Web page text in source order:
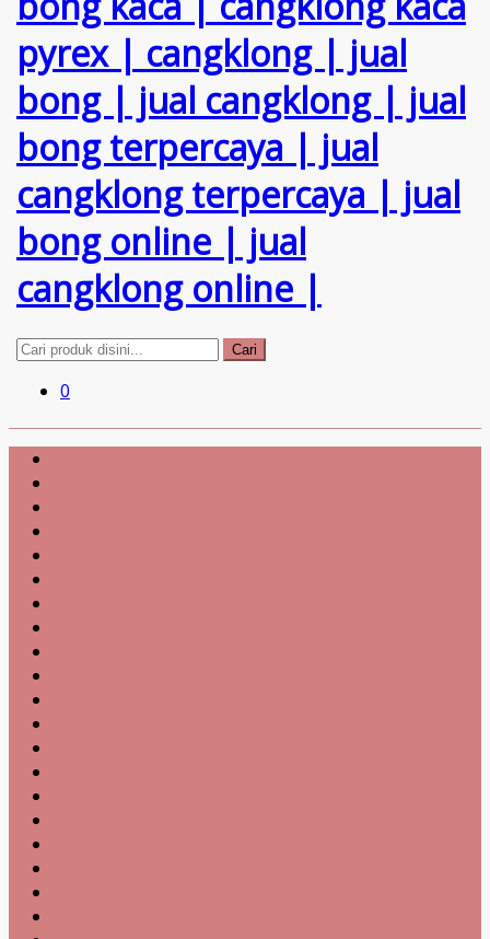
Cari
0